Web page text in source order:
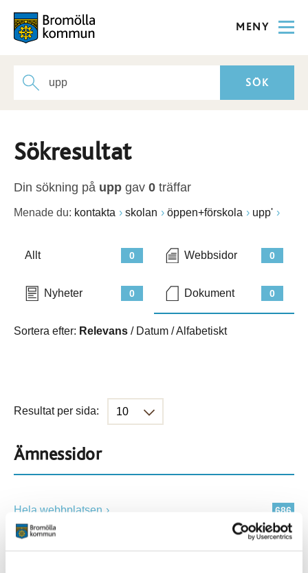
MENY
Sökresultat
Din sökning på upp gav 0 träffar
Menade du: kontakta skolan öppen+förskola upp'
0
Allt 0
Webbsidor
0
Nyheter 0
Dokument
Sortera efter: Relevans / Datum /Alfabetiskt
Resultat per sida:
Ämnessidor
686
Hela webbplatsen